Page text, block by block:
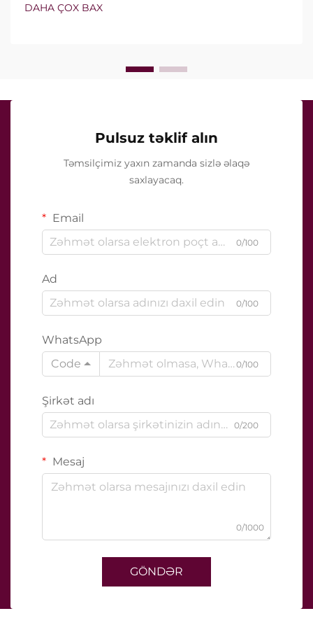
deyil, onların klinik müalicə zamanı necə dəqiq işlədiyi
DAHA ÇOX BAX
Pulsuz təklif alın
Təmsilçimiz yaxın zamanda sizlə əlaqə
saxlayacaq.
Email
0/100
Ad
0/100
WhatsApp
Code
0/100
Şirkət adı
0/200
Mesaj
0/1000
GÖNDƏR